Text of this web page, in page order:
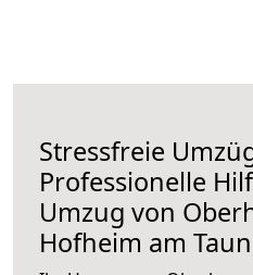
Stressfreie
Professionelle
Umzug von
Hofheim am